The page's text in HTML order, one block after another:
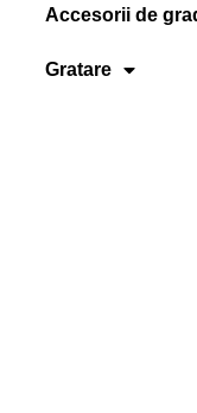
Accesorii de
Gratare